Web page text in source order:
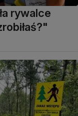
rywalce